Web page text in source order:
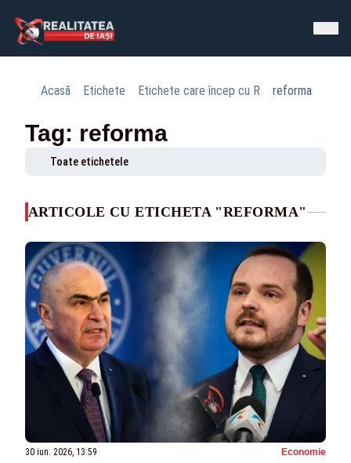
Acasă Etichete Etichete care încep cu R reforma
Tag: reforma
Toate etichetele
ARTICOLE CU ETICHETA "REFORMA"
30 iun. 2026, 13:59 Economie